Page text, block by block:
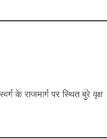
के राजमार्ग पर स्थित बुरे वृक्ष